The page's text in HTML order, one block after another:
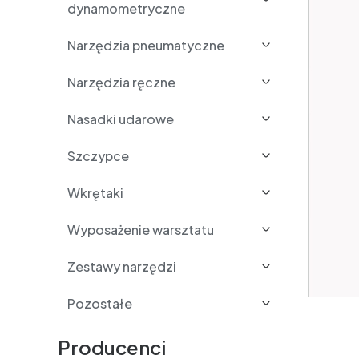
dynamometryczne
Narzędzia pneumatyczne
Narzędzia ręczne
Nasadki udarowe
Szczypce
Wkrętaki
Wyposażenie warsztatu
Zestawy narzędzi
Pozostałe
Producenci